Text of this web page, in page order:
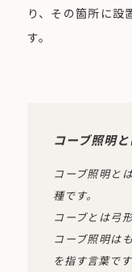
り、その箇所に設
す。
コーブ照明
コーブ照明と
種です。
コーブとは弓
コーブ照明は
を指す言葉です